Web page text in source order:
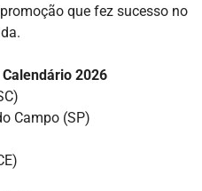
que fez sucesso no
2026
Campo (SP)